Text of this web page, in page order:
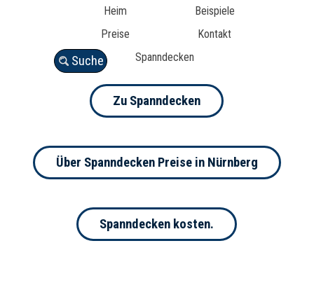
Heim
Beispiele
Preise
Kontakt
Spanndecken
Suche
Zu Spanndecken
Über Spanndecken Preise in Nürnberg
Spanndecken kosten.